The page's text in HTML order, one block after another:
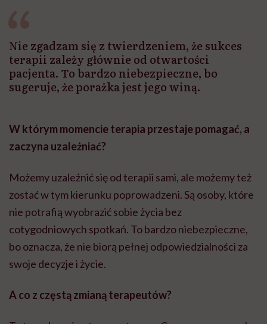
Nie zgadzam się z twierdzeniem, że sukces
terapii zależy głównie od otwartości
pacjenta. To bardzo niebezpieczne, bo
sugeruje, że porażka jest jego winą.
W którym momencie terapia przestaje pomagać, a
zaczyna uzależniać?
Możemy uzależnić się od terapii sami, ale możemy też
zostać w tym kierunku poprowadzeni. Są osoby, które
nie potrafią wyobrazić sobie życia bez
cotygodniowych spotkań. To bardzo niebezpieczne,
bo oznacza, że nie biorą pełnej odpowiedzialności za
swoje decyzje i życie.
A co z częstą zmianą terapeutów?